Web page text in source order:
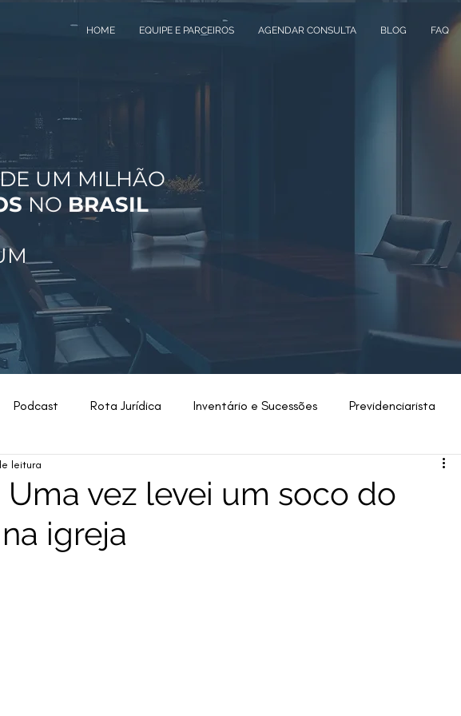
HOME EQUIPE E PARCEIROS AGENDAR CONSULTA BLOG FAQ
UM MILHÃO
NO BRASIL
Podcast Rota Jurídica Inventário e Sucessões Previdenciarista
Eventos
Seleção Do Escritório
Uma vez levei um soco do
igreja
leitura